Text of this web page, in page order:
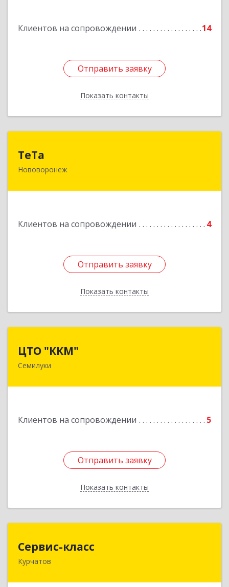
Клиентов на сопровождении 14
Отправить заявку
Показать контакты
Отправить заявку
Назад
ТеТа
Нововоронеж
Клиентов на сопровождении 4
Отправить заявку
Показать контакты
396 073, Нововоронеж г, а/я, дом № 30
Отправить заявку
Назад
ЦТО "ККМ"
Семилуки
Клиентов на сопровождении 5
Отправить заявку
Показать контакты
Отправить заявку
Назад
Сервис-класс
Курчатов